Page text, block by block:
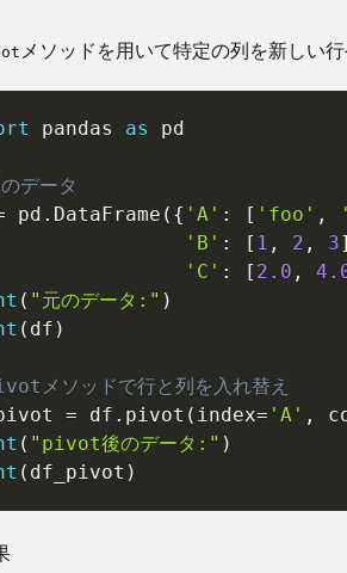
メソッドを用いて特定の列を新しい
pandas as pd
データ
pd . DataFrame ( { 'A' : [ 'foo' ,
'B' : [ 1 , 2 , 3
'C' : [ 2.0 ,
( "元のデータ:" )
( df )
メソッドで行と列を入れ替え
= df . pivot ( index= 'A' ,
( "pivot後のデータ:" )
( df_pivot )